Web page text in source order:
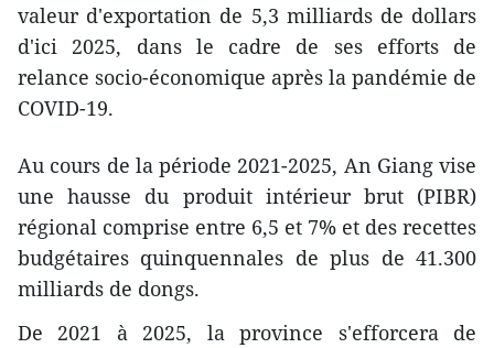
valeur d'exportation de 5,3 milliards de dollars
d'ici 2025, dans le cadre de ses efforts de
relance socio-économique après la pandémie de
COVID-19.
Au cours de la période 2021-2025, An Giang vise
une hausse du produit intérieur brut (PIBR)
régional comprise entre 6,5 et 7% et des recettes
budgétaires quinquennales de plus de 41.300
milliards de dongs.
De 2021 à 2025, la province s'efforcera de